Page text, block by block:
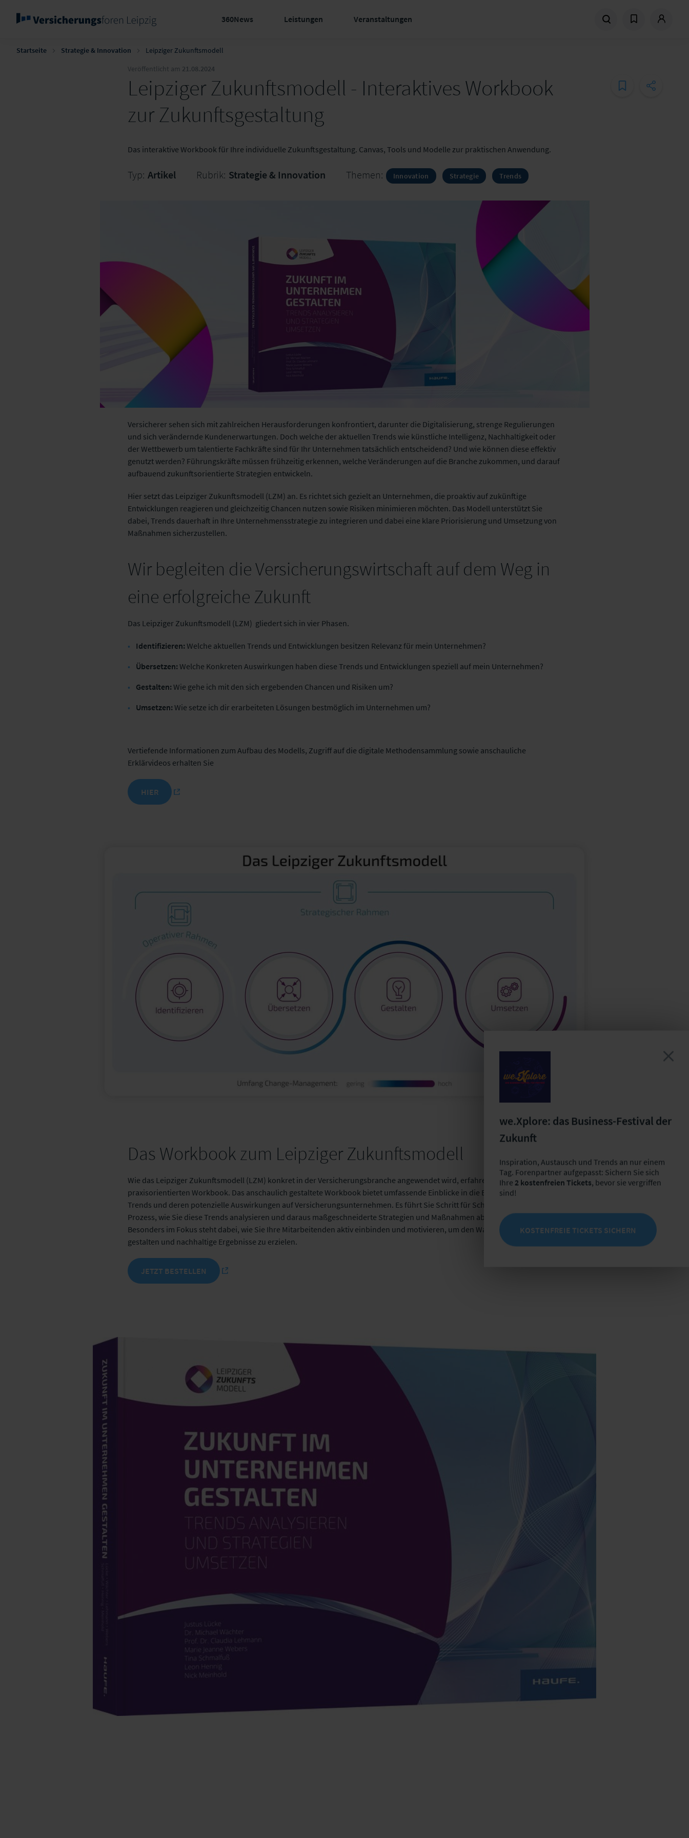
360News Leistungen Veranstaltungen
Startseite Strategie & Innovation
Leipziger Zukunftsmodell
Veröffentlicht am 21.08.2024
Leipziger Zukunftsmodell - Interaktives Workbook
zur Zukunftsgestaltung
Das interaktive Workbook für Ihre individuelle Zukunftsgestaltung. Canvas, Tools und Modelle zur praktischen Anwendung.
Typ: Artikel Rubrik: Strategie & Innovation Themen: Innovation Strategie Trends
Versicherer sehen sich mit zahlreichen Herausforderungen konfrontiert, darunter die Digitalisierung, strenge Regulierungen
und sich verändernde Kundenerwartungen. Doch welche der aktuellen Trends wie künstliche Intelligenz, Nachhaltigkeit oder
der Wettbewerb um talentierte Fachkräfte sind für Ihr Unternehmen tatsächlich entscheidend? Und wie können diese effektiv
genutzt werden? Führungskräfte müssen frühzeitig erkennen, welche Veränderungen auf die Branche zukommen, und darauf
aufbauend zukunftsorientierte Strategien entwickeln.
Hier setzt das Leipziger Zukunftsmodell (LZM) an. Es richtet sich gezielt an Unternehmen, die proaktiv auf zukünftige
Entwicklungen reagieren und gleichzeitig Chancen nutzen sowie Risiken minimieren möchten. Das Modell unterstützt Sie
dabei, Trends dauerhaft in Ihre Unternehmensstrategie zu integrieren und dabei eine klare Priorisierung und Umsetzung von
Maßnahmen sicherzustellen.
Wir begleiten die Versicherungswirtschaft auf dem Weg in
eine erfolgreiche Zukunft
Das Leipziger Zukunftsmodell (LZM) gliedert sich in vier Phasen.
Identifizieren: Welche aktuellen Trends und Entwicklungen besitzen Relevanz für mein Unternehmen?
Übersetzen: Welche Konkreten Auswirkungen haben diese Trends und Entwicklungen speziell auf mein Unternehmen?
Gestalten: Wie gehe ich mit den sich ergebenden Chancen und Risiken um?
Umsetzen: Wie setze ich dir erarbeiteten Lösungen bestmöglich im Unternehmen um?
Vertiefende Informationen zum Aufbau des Modells, Zugriff auf die digitale Methodensammlung sowie anschauliche
Erklärvideos erhalten Sie
HIER
Das Workbook zum Leipziger Zukunftsmodell
Wie das Leipziger Zukunftsmodell (LZM) konkret in der Versicherungsbranche angewendet wird, erfahren Sie in unserem
praxisorientierten Workbook. Das anschaulich gestaltete Workbook bietet umfassende Einblicke in die Bedeutung aktueller
Trends und deren potenzielle Auswirkungen auf Versicherungsunternehmen. Es führt Sie Schritt für Schritt durch den
Prozess, wie Sie diese Trends analysieren und daraus maßgeschneiderte Strategien und Maßnahmen ableiten können.
Besonders im Fokus steht dabei, wie Sie Ihre Mitarbeitenden aktiv einbinden und motivieren, um den Wandel erfolgreich zu
gestalten und nachhaltige Ergebnisse zu erzielen.
JETZT BESTELLEN
we.Xplore: das Business-Festival der
Zukunft
Inspiration, Austausch und Trends an nur einem
Tag. Forenpartner aufgepasst: Sichern Sie sich
Ihre 2 kostenfreien Tickets, bevor sie vergriffen
sind!
KOSTENFREIE TICKETS SICHERN